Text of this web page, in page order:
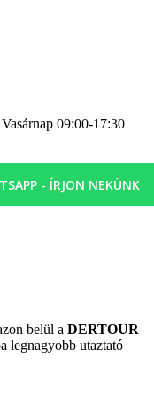
és napernyőkkel
tornaterem, játszótér,
szálloda mellett
09:00-17:30
- ÍRJON NEKÜNK
belül a DERTOUR
legnagyobb utaztató